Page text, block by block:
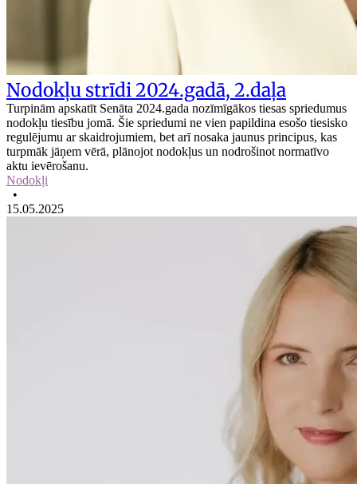
Nodokļu strīdi 2024.gadā, 2.daļa
Turpinām apskatīt Senāta 2024.gada nozīmīgākos tiesas spriedumus
nodokļu tiesību jomā. Šie spriedumi ne vien papildina esošo tiesisko
regulējumu ar skaidrojumiem, bet arī nosaka jaunus principus, kas
turpmāk jāņem vērā, plānojot nodokļus un nodrošinot normatīvo
aktu ievērošanu.
Nodokļi
•
15.05.2025